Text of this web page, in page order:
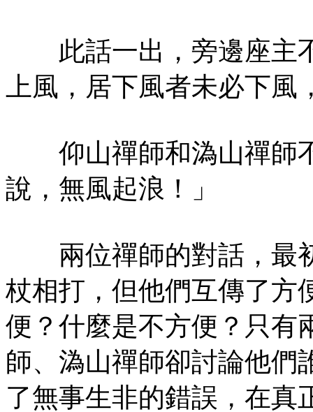
此話一出，旁邊座主
上風，居下風者未必下
仰山禪師和溈山禪師
說，無風起浪！」
兩位禪師的對話，最
杖相打，但他們互傳了方
便？什麼是不方便？只有
師、溈山禪師卻討論他們
了無事生非的錯誤，在真